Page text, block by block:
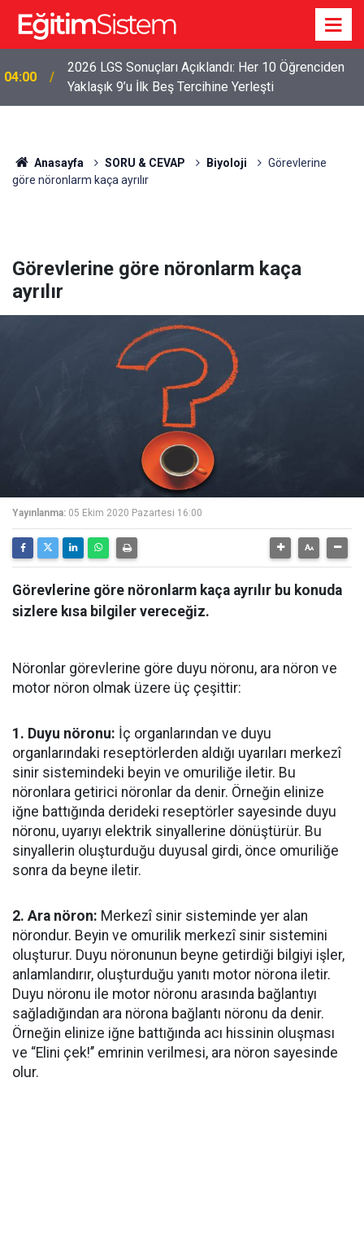
04:00
2026 LGS Sonuçları Açıklandı: Her 10 Öğrenciden
Yaklaşık 9’u İlk Beş Tercihine Yerleşti
Anasayfa SORU & CEVAP Biyoloji
Görevlerine
göre nöronlarm kaça ayrılır
Görevlerine göre nöronlarm kaça
ayrılır
Yayınlanma: 05 Ekim 2020 Pazartesi 16:00
Görevlerine göre nöronlarm kaça ayrılır bu konuda
sizlere kısa bilgiler vereceğiz.
Nöronlar görevlerine göre duyu nöronu, ara nöron ve
motor nöron olmak üzere üç çeşittir:
1. Duyu nöronu: İç organlarından ve duyu
organlarındaki reseptörlerden aldığı uyarıları merkezî
sinir sistemindeki beyin ve omuriliğe iletir. Bu
nöronlara getirici nöronlar da denir. Örneğin elinize
iğne battığında derideki reseptörler sayesinde duyu
nöronu, uyarıyı elektrik sinyallerine dönüştürür. Bu
sinyallerin oluşturduğu duyusal girdi, önce omuriliğe
sonra da beyne iletir.
2. Ara nöron: Merkezî sinir sisteminde yer alan
nörondur. Beyin ve omurilik merkezî sinir sistemini
oluşturur. Duyu nöronunun beyne getirdiği bilgiyi işler,
anlamlandırır, oluşturduğu yanıtı motor nörona iletir.
Duyu nöronu ile motor nöronu arasında bağlantıyı
sağladığından ara nörona bağlantı nöronu da denir.
Örneğin elinize iğne battığında acı hissinin oluşması
ve “Elini çek!’’ emrinin verilmesi, ara nöron sayesinde
olur.